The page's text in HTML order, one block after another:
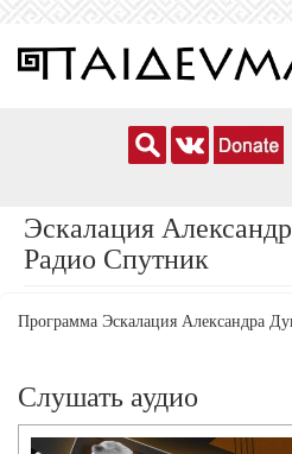
основному
Эскалация
Радио Спутник
Программа Эскалация Александра
Слушать аудио